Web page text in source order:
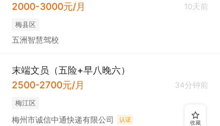
2000-3000元/月
10天前
梅县区
五洲智慧驾校
末端文员（五险+早八晚六）
2500-2700元/月
34分钟前
梅江区
梅州市诚信中通快递有限公司 认证 收藏